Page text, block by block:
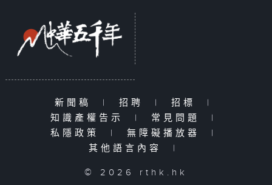
新聞稿 | 招聘 | 招標
|
知識產權告示
| 常見問題
|
私隱政策
| 無障礙播放器
|
其他語言內容
|
© 2026 rthk.hk